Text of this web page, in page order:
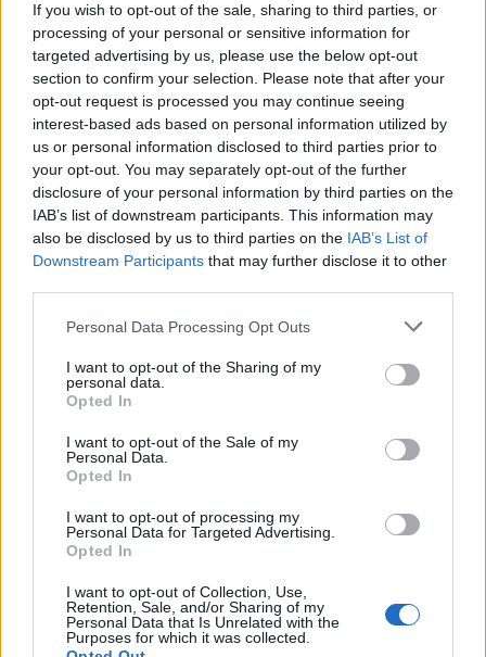
If you wish to opt-out of the sale, sharing to third parties, or
processing of your personal or sensitive information for
targeted advertising by us, please use the below opt-out
section to confirm your selection. Please note that after your
opt-out request is processed you may continue seeing
interest-based ads based on personal information utilized by
us or personal information disclosed to third parties prior to
your opt-out. You may separately opt-out of the further
disclosure of your personal information by third parties on the
IAB’s list of downstream participants. This information may
also be disclosed by us to third parties on the IAB’s List of
Downstream Participants that may further disclose it to other
Please note that this website/app uses one or more Google
not limited to your visit or usage behaviour. You may click to
grant or deny consent to Google and its third-party tags to
use your data for below specified purposes in below Google
consent section.
Personal Data Processing Opt Outs
I want to opt-out of the Sharing of my
personal data.
Opted In
I want to opt-out of the Sale of my
Personal Data.
Opted In
I want to opt-out of processing my
Personal Data for Targeted Advertising.
Opted In
I want to opt-out of Collection, Use,
Retention, Sale, and/or Sharing of my
Personal Data that Is Unrelated with the
Purposes for which it was collected.
Robin Yalçın Sivasspor’un deyim yerindeyse joker
oyuncularından bir tanesi. Sağ bek, stoper ve orta saha
oynayabilen oyuncu Sivasspor gibi sürekli maç oynamak
durumunda olan bir kulüpte her zaman elinizin altında
olmasını isteyeceğiniz türden bir oyuncu. Son olarak
pazartesi akşam Giresunspor’a karşı alınan galibiyette de iyi
bir performans ortaya koymuştu ancak anladığımız kadarıyla
bu maçta bir sakatlık geçirmiş ve 11. Haftada oynanacak
Trabzonspor maçında oynaması zor gözüküyor. Sivasspor
orta sahasında Ulvestad ve Keita’nın da sakatlıklarının
başında geldiği Sivasspor’da neredeyse hiç uyum problemi
vermeye başlamıştı. Oyun tarzının Siopis’e benzerliği
sebebiyle de Trabzonspor karşısında Siopis’e karşı oynama
fırsatının olması onu ekstra motive edebilir.
Güvenç'i sorularla Yakın Markaj'a aldık
YAKIN MARKAJ'da futbolcular ile
karşınızdayız. Bu projede Comunio
kullanıcılarının ve Comunio
magazin okurlarının merak ettiği